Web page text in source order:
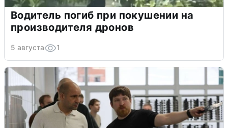
Водитель погиб при покушении на
производителя дронов
5 августа 1